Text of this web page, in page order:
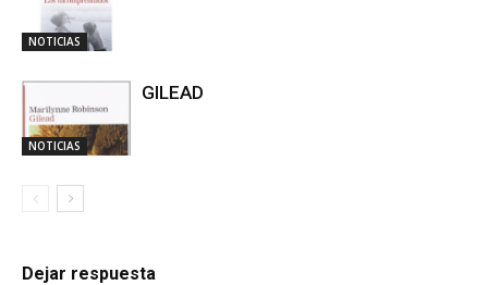
NOTICIAS
NOTICIAS
GILEAD
Dejar respuesta